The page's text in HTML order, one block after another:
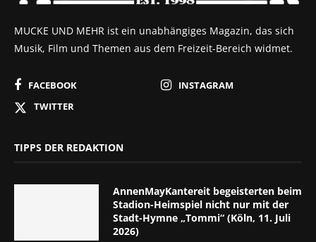
MUCKE UND MEHR ist ein unabhängiges Magazin, das sich
Musik, Film und Themen aus dem Freizeit-Bereich widmet.
FACEBOOK
INSTAGRAM
TWITTER
TIPPS DER REDAKTION
AnnenMayKantereit begeisterten beim
Stadion-Heimspiel nicht nur mit der
Stadt-Hymne „Tommi“ (Köln, 11. Juli
2026)